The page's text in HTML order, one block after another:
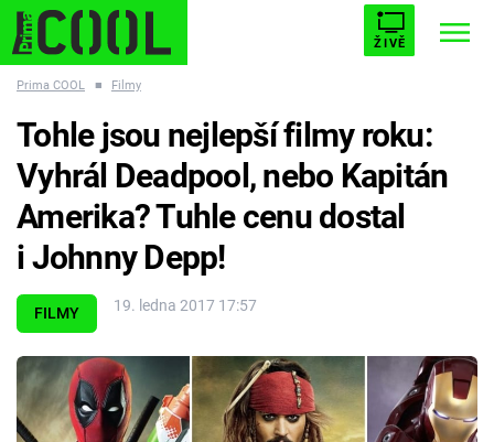
ŽIVĚ
ESCAPE PLNEJ KOTEL AVENGERS 5
Témata
Filmy
Seriály
Prima COOL ■ Filmy
FILMY 19. ledna 2017 17:57
Tohle jsou nejlepší filmy roku:
Vyhrál Deadpool, nebo Kapitán
Amerika? Tuhle cenu dostal
i Johnny Depp!